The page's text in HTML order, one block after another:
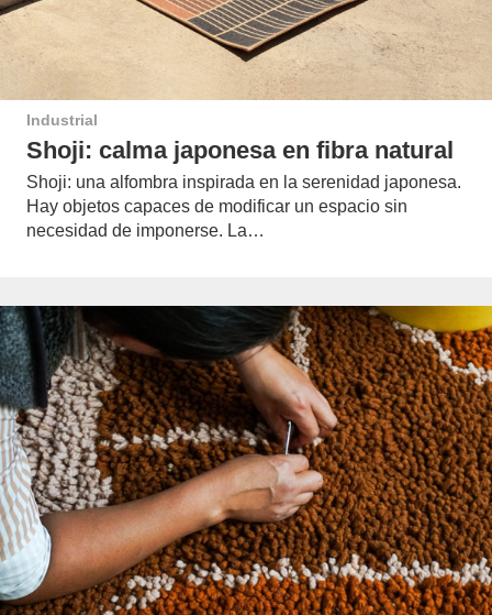
Industrial
Shoji: calma japonesa en fibra natural
Shoji: una alfombra inspirada en la serenidad japonesa.
Hay objetos capaces de modificar un espacio sin
necesidad de imponerse. La…